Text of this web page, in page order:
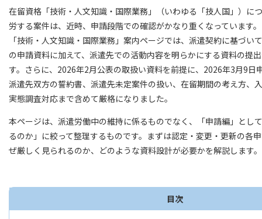
在留資格「技術・人文知識・国際業務」（いわゆる「技人国」）に
労する案件は、近時、申請段階での確認がかなり重くなっています
「技術・人文知識・国際業務」案内ページでは、派遣契約に基づい
の申請資料に加えて、派遣先での活動内容を明らかにする資料の提
す。さらに、2026年2月公表の取扱い資料を前提に、2026年3月9日
派遣先双方の誓約書、派遣先未定案件の扱い、在留期間の考え方、
実態調査対応まで含めて厳格になりました。
本ページは、派遣労働中の維持に係るものでなく、「申請編」とし
るのか」に絞って整理するものです。まずは認定・変更・更新の各
ぜ厳しく見られるのか、どのような資料設計が必要かを解説します。
目次